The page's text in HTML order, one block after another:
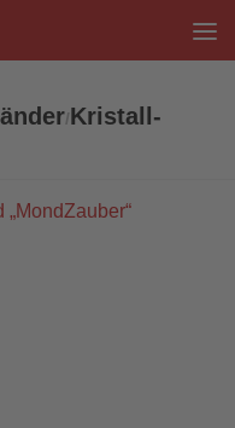
/Kristall-